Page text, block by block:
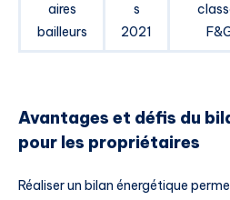
aires
bailleurs
s
2021
Avantages et défis du
pour les propriétaires
Réaliser un bilan énergétique